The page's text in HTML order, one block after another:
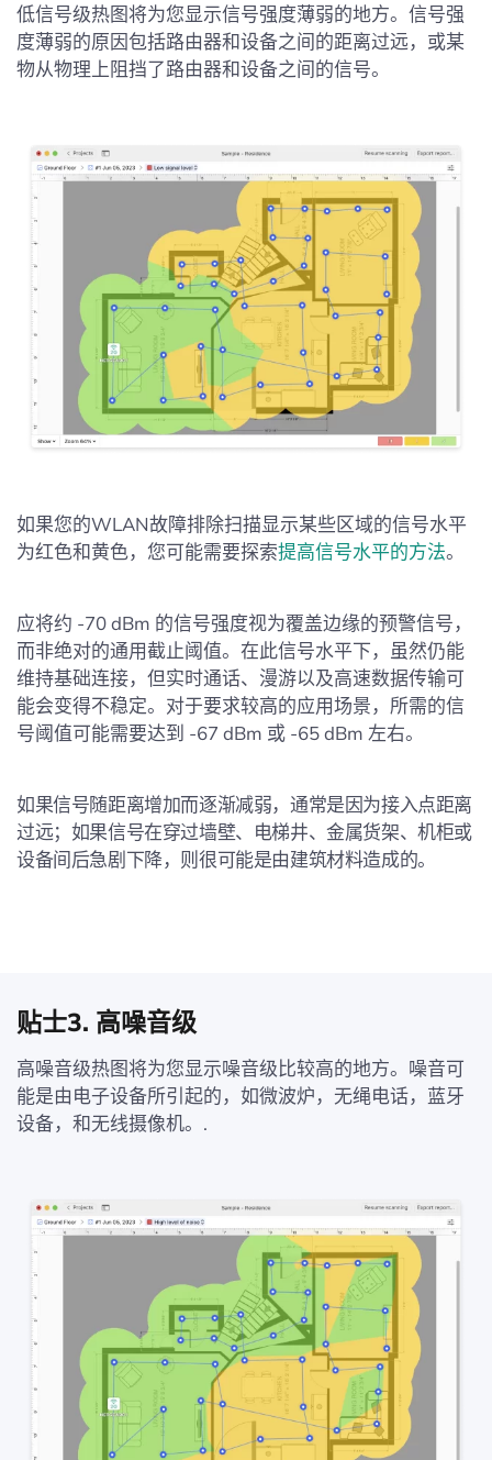
低信号级热图将为您显示信号强度薄弱的地方。信号强
度薄弱的原因包括路由器和设备之间的距离过远，或某
物从物理上阻挡了路由器和设备之间的信号。
如果您的WLAN故障排除扫描显示某些区域的信号水平
为红色和黄色，您可能需要探索提高信号水平的方法。
应将约 -70 dBm 的信号强度视为覆盖边缘的预警信号，
而非绝对的通用截止阈值。在此信号水平下，虽然仍能
维持基础连接，但实时通话、漫游以及高速数据传输可
能会变得不稳定。对于要求较高的应用场景，所需的信
号阈值可能需要达到 -67 dBm 或 -65 dBm 左右。
如果信号随距离增加而逐渐减弱，通常是因为接入点距离
过远；如果信号在穿过墙壁、电梯井、金属货架、机柜或
设备间后急剧下降，则很可能是由建筑材料造成的。
贴士3. 高噪音级
高噪音级热图将为您显示噪音级比较高的地方。噪音可
能是由电子设备所引起的，如微波炉，无绳电话，蓝牙
设备，和无线摄像机。.